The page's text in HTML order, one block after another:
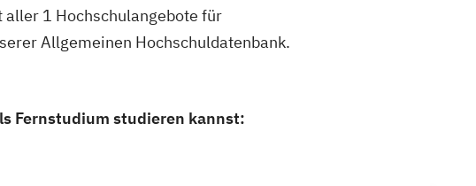
1 Hochschulangebote für
Allgemeinen Hochschuldatenbank.
Fernstudium studieren kannst: